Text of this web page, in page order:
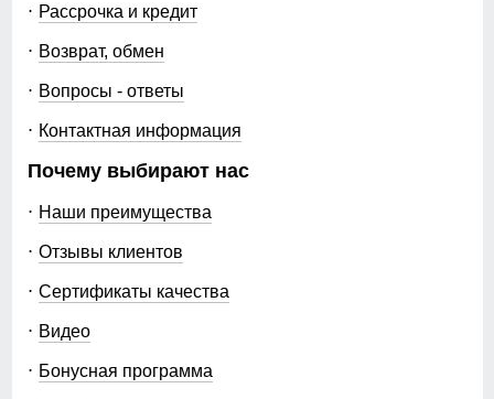
Рассрочка и кредит
Возврат, обмен
Вопросы - ответы
Контактная информация
Почему выбирают нас
Наши преимущества
Отзывы клиентов
Сертификаты качества
Видео
Бонусная программа